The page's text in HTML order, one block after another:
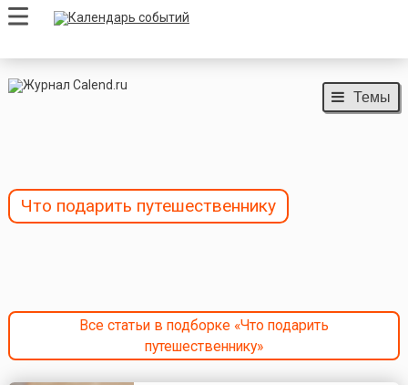
Темы
Что подарить путешественнику
Все статьи в подборке «Что подарить
путешественнику»